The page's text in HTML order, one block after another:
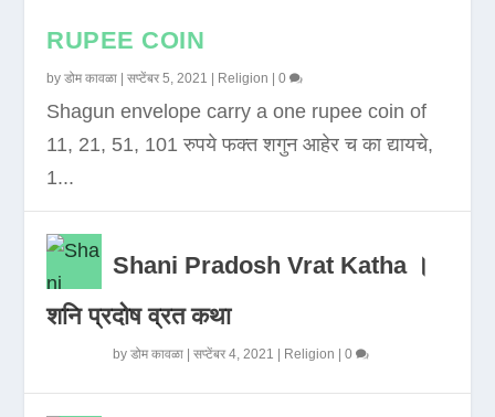
RUPEE COIN
byडोम कावळा |सप्टेंबर 5, 2021 Religion |0
Shagun envelope carry a one rupee coin of
11, 21, 51, 101 रुपये फक्त शगुन आहेर च का द्यायचे,
1...
Shani Pradosh Vrat Katha ।
शनि प्रदोष व्रत कथा
byडोम कावळा |सप्टेंबर 4, 2021 Religion |0